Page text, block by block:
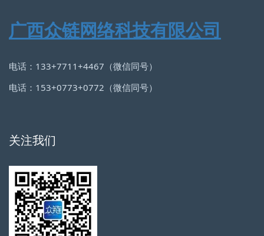
广西众链网络科技有限公司
电话：133+7711+4467（微信同号）
电话：153+0773+0772（微信同号）
关注我们